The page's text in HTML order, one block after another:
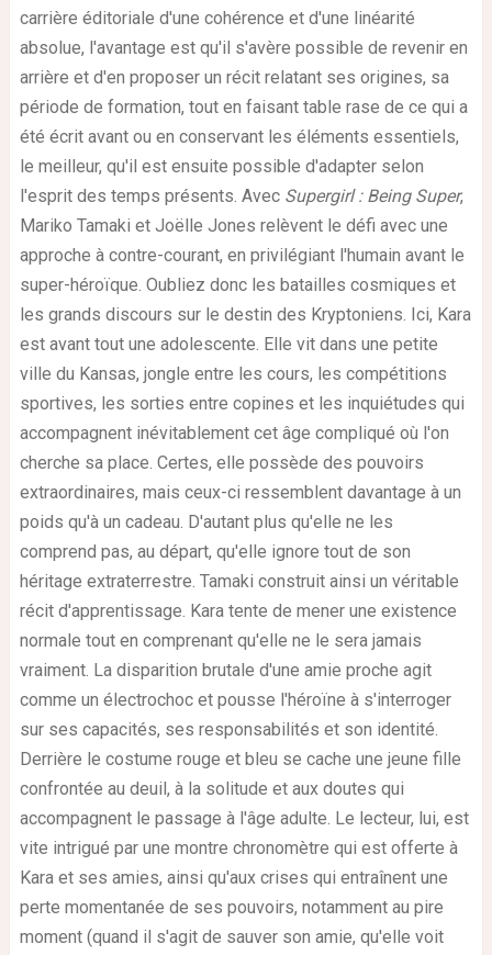
carrière éditoriale d'une cohérence et d'une linéarité
absolue, l'avantage est qu'il s'avère possible de revenir en
arrière et d'en proposer un récit relatant ses origines, sa
période de formation, tout en faisant table rase de ce qui a
été écrit avant ou en conservant les éléments essentiels,
le meilleur, qu'il est ensuite possible d'adapter selon
l'esprit des temps présents. Avec Supergirl : Being Super,
Mariko Tamaki et Joëlle Jones relèvent le défi avec une
approche à contre-courant, en privilégiant l'humain avant le
super-héroïque. Oubliez donc les batailles cosmiques et
les grands discours sur le destin des Kryptoniens. Ici, Kara
est avant tout une adolescente. Elle vit dans une petite
ville du Kansas, jongle entre les cours, les compétitions
sportives, les sorties entre copines et les inquiétudes qui
accompagnent inévitablement cet âge compliqué où l'on
cherche sa place. Certes, elle possède des pouvoirs
extraordinaires, mais ceux-ci ressemblent davantage à un
poids qu'à un cadeau. D'autant plus qu'elle ne les
comprend pas, au départ, qu'elle ignore tout de son
héritage extraterrestre. Tamaki construit ainsi un véritable
récit d'apprentissage. Kara tente de mener une existence
normale tout en comprenant qu'elle ne le sera jamais
vraiment. La disparition brutale d'une amie proche agit
comme un électrochoc et pousse l'héroïne à s'interroger
sur ses capacités, ses responsabilités et son identité.
Derrière le costume rouge et bleu se cache une jeune fille
confrontée au deuil, à la solitude et aux doutes qui
accompagnent le passage à l'âge adulte. Le lecteur, lui, est
vite intrigué par une montre chronomètre qui est offerte à
Kara et ses amies, ainsi qu'aux crises qui entraînent une
perte momentanée de ses pouvoirs, notamment au pire
moment (quand il s'agit de sauver son amie, qu'elle voit